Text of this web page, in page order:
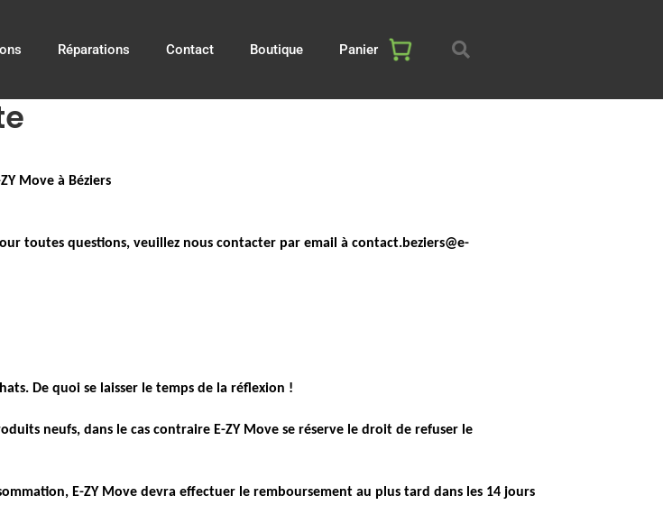
Réparations Contact Boutique Panier
Move à Béziers
toutes questions, veuillez nous contacter par email à contact.beziers@e-
De quoi se laisser le temps de la réflexion !
neufs, dans le cas contraire E-ZY Move se réserve le droit de refuser le
E-ZY Move devra effectuer le remboursement au plus tard dans les 14 jours